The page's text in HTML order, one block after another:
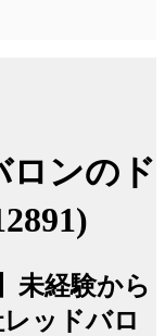
ロンのド
未経験から
ッドバロ